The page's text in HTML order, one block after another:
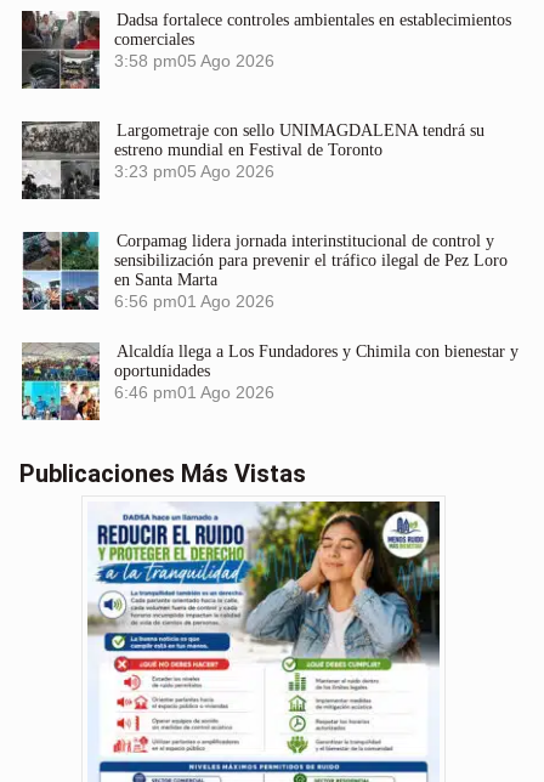
Dadsa fortalece controles ambientales en establecimientos
comerciales
3:58 pm05 Ago 2026
Largometraje con sello UNIMAGDALENA tendrá su
estreno mundial en Festival de Toronto
3:23 pm05 Ago 2026
Corpamag lidera jornada interinstitucional de control y
sensibilización para prevenir el tráfico ilegal de Pez Loro
en Santa Marta
6:56 pm01 Ago 2026
Alcaldía llega a Los Fundadores y Chimila con bienestar y
oportunidades
6:46 pm01 Ago 2026
Publicaciones Más Vistas